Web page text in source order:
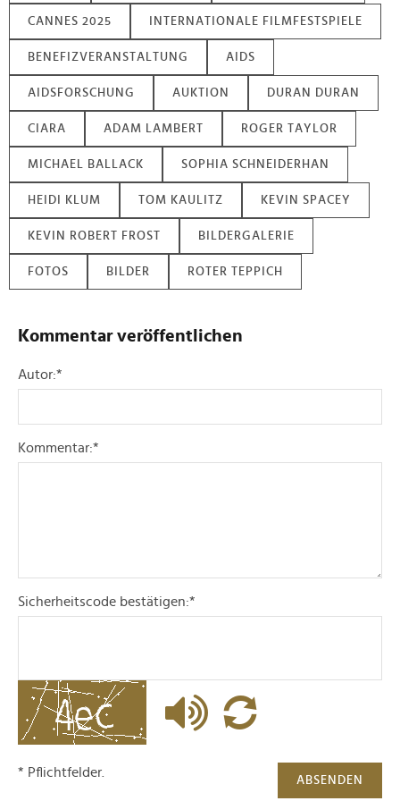
analysieren. Außerdem geben wir Informationen zu Ihrer
Verwendung unserer Website an unsere Partner für
Partner führen diese Informationen möglicherweise mit
weiteren Daten zusammen, die Sie ihnen bereitgestellt
haben oder die sie im Rahmen Ihrer Nutzung der Dienste
gesammelt haben.
CANNES 2025 INTERNATIONALE FILMFESTSPIELE
BENEFIZVERANSTALTUNG AIDS
AIDSFORSCHUNG AUKTION DURAN DURAN
CIARA ADAM LAMBERT ROGER TAYLOR
MICHAEL BALLACK SOPHIA SCHNEIDERHAN
HEIDI KLUM TOM KAULITZ KEVIN SPACEY
KEVIN ROBERT FROST BILDERGALERIE
FOTOS BILDER ROTER TEPPICH
Kommentar veröffentlichen
Autor:*
Kommentar:*
Sicherheitscode bestätigen:*
ABSENDEN
* Pflichtfelder.